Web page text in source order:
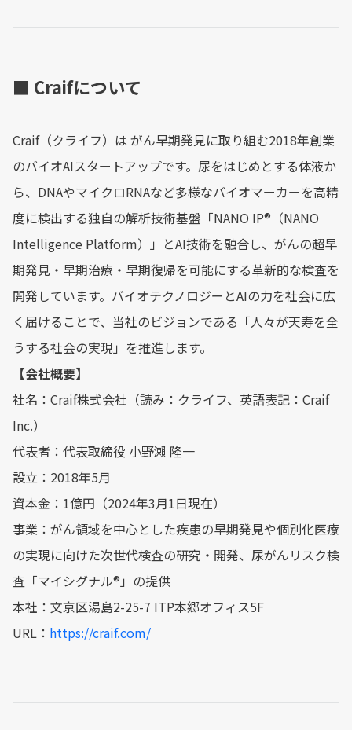
■ Craifについて
Craif（クライフ）は がん早期発見に取り組む2018年創業
のバイオAIスタートアップです。尿をはじめとする体液か
ら、DNAやマイクロRNAなど多様なバイオマーカーを高精
度に検出する独自の解析技術基盤「NANO IP®︎（NANO
Intelligence Platform）」とAI技術を融合し、がんの超早
期発見・早期治療・早期復帰を可能にする革新的な検査を
開発しています。バイオテクノロジーとAIの力を社会に広
く届けることで、当社のビジョンである「人々が天寿を全
うする社会の実現」を推進します。
【会社概要】
社名：Craif株式会社（読み：クライフ、英語表記：Craif
Inc.）
代表者：代表取締役 小野瀨 隆一
設立：2018年5月
資本金：1億円（2024年3月1日現在）
事業：がん領域を中心とした疾患の早期発見や個別化医療
の実現に向けた次世代検査の研究・開発、尿がんリスク検
査「マイシグナル®︎」の提供
本社：文京区湯島2-25-7 ITP本郷オフィス5F
URL： https://craif.com/